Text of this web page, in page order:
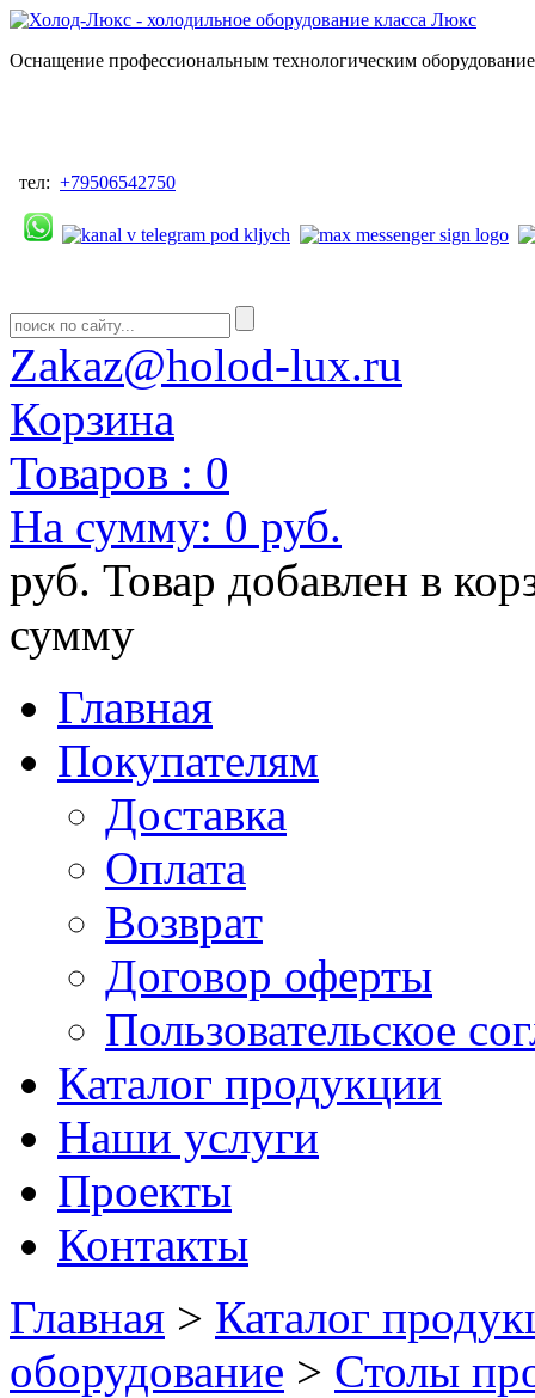
Оснащение профессиональным технологическим
тел: +79506542750
Zakaz@holod-lux.ru
Корзина
Товаров : 0
На сумму: 0 руб.
руб. Товар добавлен в
сумму
Главная
Покупателям
Доставка
Оплата
Возврат
Договор оферты
Пользовательское
Каталог продукции
Наши услуги
Проекты
Контакты
Главная > Каталог
оборудование > Столы